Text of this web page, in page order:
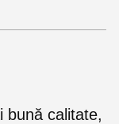
bună calitate,